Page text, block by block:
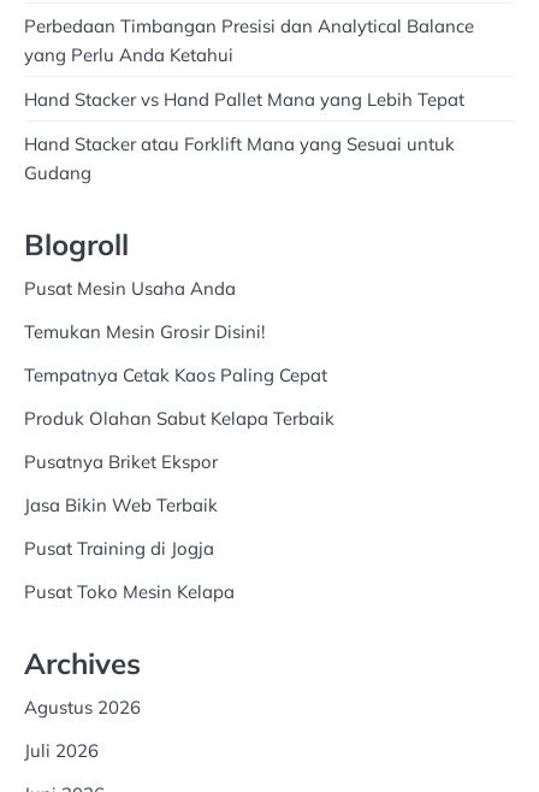
Perbedaan Timbangan Presisi dan Analytical Balance
yang Perlu Anda Ketahui
Hand Stacker vs Hand Pallet Mana yang Lebih Tepat
Hand Stacker atau Forklift Mana yang Sesuai untuk
Gudang
Blogroll
Pusat Mesin Usaha Anda
Temukan Mesin Grosir Disini!
Tempatnya Cetak Kaos Paling Cepat
Produk Olahan Sabut Kelapa Terbaik
Pusatnya Briket Ekspor
Jasa Bikin Web Terbaik
Pusat Training di Jogja
Pusat Toko Mesin Kelapa
Archives
Agustus 2026
Juli 2026